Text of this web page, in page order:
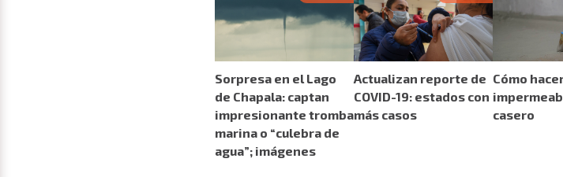
Sorpresa en el Lago
de Chapala: captan
impresionante tromba
marina o “culebra de
agua”; imágenes
Actualizan reporte de
COVID-19: estados con
más casos
Cómo
casero